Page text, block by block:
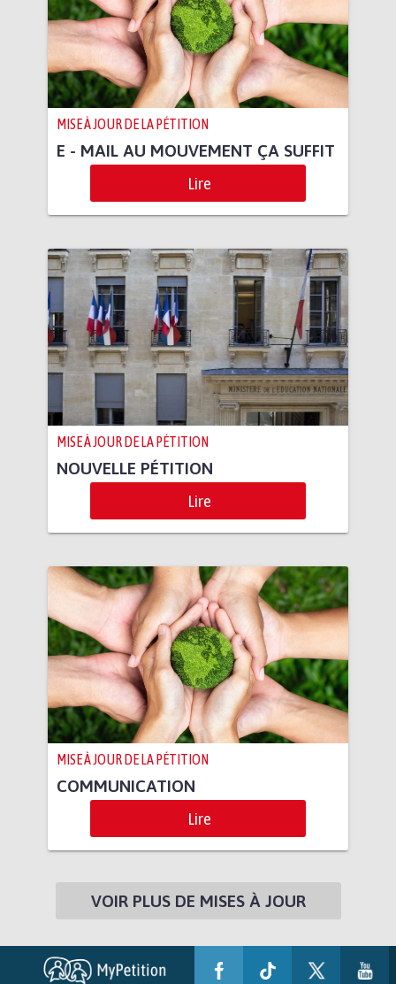
MISE À JOUR DE LA PÉTITION
E - MAIL AU MOUVEMENT ÇA SUFFIT
Lire
MISE À JOUR DE LA PÉTITION
NOUVELLE PÉTITION
Lire
MISE À JOUR DE LA PÉTITION
COMMUNICATION
Lire
VOIR PLUS DE MISES À JOUR